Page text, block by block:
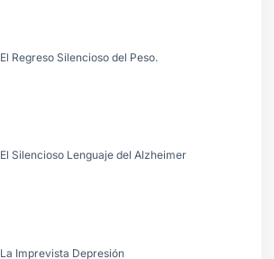
El Regreso Silencioso del Peso.
El Silencioso Lenguaje del Alzheimer
La Imprevista Depresión